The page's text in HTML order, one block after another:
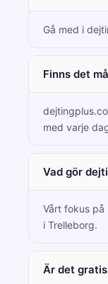
Gå med i
Finns det
med varje
Vad gör
Vårt fokus
i Trelleborg.
Är det